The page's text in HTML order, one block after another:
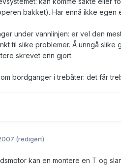
bakket). Har ennå ikke egen
under vannlinjen: er vel den
til slike problemer. Å unngå
skrevet enn gjort
bordganger i trebåter: det får
(redigert)
kan en montere en T og